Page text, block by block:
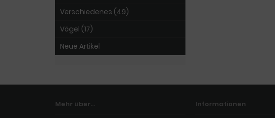
Verschiedenes (49)
Vögel (17)
Neue Artikel
Mehr über... Informationen